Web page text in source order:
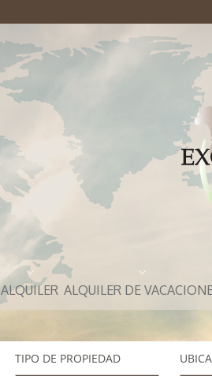
ALQUILER ALQUILER DE
TIPO DE PROPIEDAD